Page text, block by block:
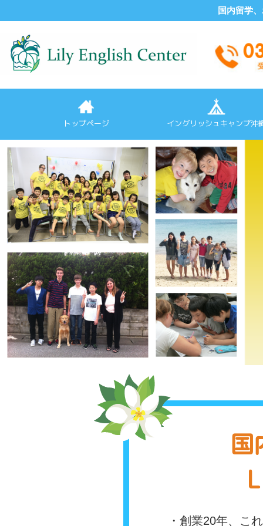
国内留学
トップページ イングリッシュキャンプ沖
サマーキャンプ
スプリングキャンプ
国
・創業20年、こ